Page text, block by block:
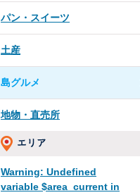
パン・スイーツ
土産
島グルメ
地物・直売所
Warning: Undefined
variable $area_current in